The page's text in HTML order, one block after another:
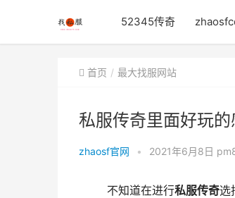
52345传奇
首页 最大找服网站
私服传奇里面好玩
zhaosf官网 • 2021年6月8日
	不知道在进行
私服传奇选